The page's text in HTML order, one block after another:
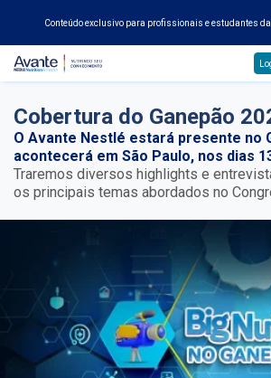
Conteúdo exclusivo para profissionais e estudantes da
Cobertura do Ganepão
O Avante Nestlé estará presente no
acontecerá em São Paulo, nos dias
Traremos diversos highlights e
os principais temas abordados no